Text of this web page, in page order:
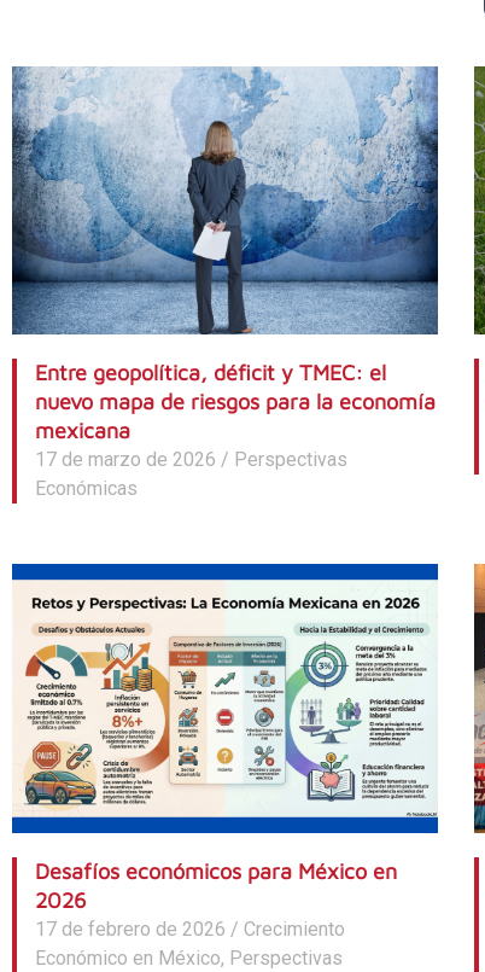
Entre geopolítica, déficit y TMEC: el
nuevo mapa de riesgos para la economía
mexicana
17 de marzo de 2026 / Perspectivas
Económicas
Desafíos económicos para México en
2026
17 de febrero de 2026 / Crecimiento
Económico en México, Perspectivas